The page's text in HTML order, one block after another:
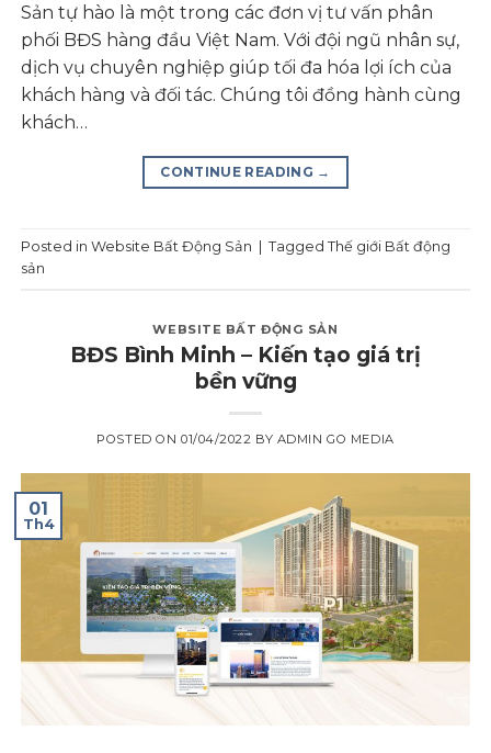
Sản tự hào là một trong các đơn vị tư vấn phân
phối BĐS hàng đầu Việt Nam. Với đội ngũ nhân sự,
dịch vụ chuyên nghiệp giúp tối đa hóa lợi ích của
khách hàng và đối tác. Chúng tôi đồng hành cùng
khách…
CONTINUE READING →
Posted inWebsite Bất Động Sản TaggedThế giới Bất động
sản
WEBSITE BẤT ĐỘNG SẢN
BĐS Bình Minh – Kiến tạo giá trị
bền vững
POSTED ON 01/04/2022 BY ADMIN GO MEDIA
01
Th4